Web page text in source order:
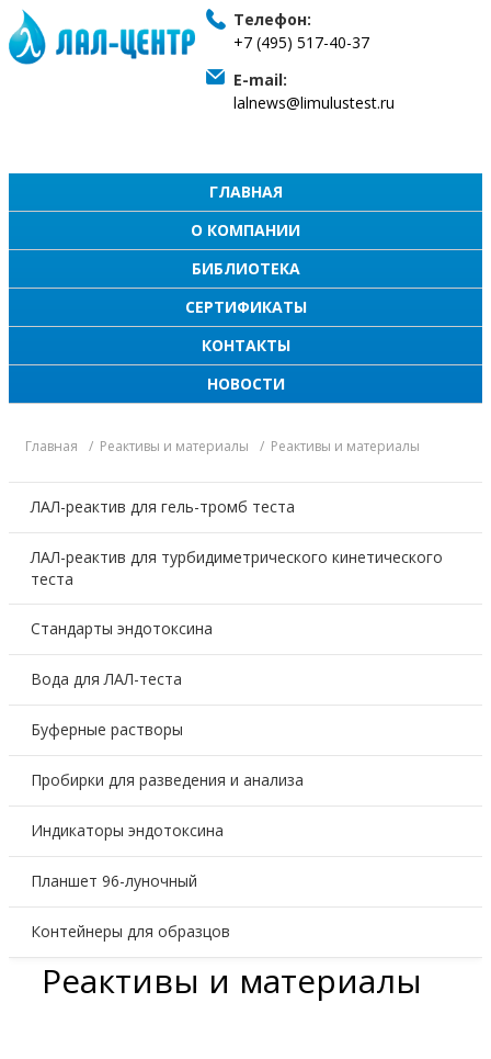
Телефон:
+7 (495) 517-40-37
E-mail:
lalnews@limulustest.ru
ГЛАВНАЯ
О КОМПАНИИ
БИБЛИОТЕКА
СЕРТИФИКАТЫ
КОНТАКТЫ
НОВОСТИ
Главная Реактивы и материалы Реактивы и материалы
ЛАЛ-реактив для гель-тромб теста
ЛАЛ-реактив для турбидиметрического кинетического
теста
Стандарты эндотоксина
Вода для ЛАЛ-теста
Буферные растворы
Пробирки для разведения и анализа
Индикаторы эндотоксина
Планшет 96-луночный
Контейнеры для образцов
Реактивы и материалы